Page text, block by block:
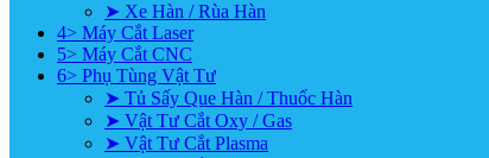
➤ Xe Hàn / Rùa Hàn
4> Máy Cắt Laser
5> Máy Cắt CNC
6> Phụ Tùng Vật Tư
➤ Tủ Sấy Que Hàn / Thuốc Hàn
➤ Vật Tư Cắt Oxy / Gas
➤ Vật Tư Cắt Plasma